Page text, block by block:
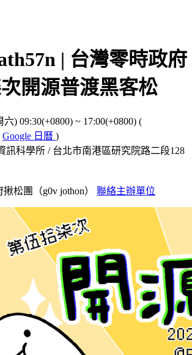
| 台灣零時政府
開源普渡黑客松
六) 09:30(+0800) ~ 17:00(+0800) (
Google 日曆 )
訊科學所 / 台北市南港區研究院路二段128
松團（g0v jothon） 聯絡主辦單位